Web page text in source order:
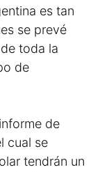
es tan
se prevé
toda la
de
de
cual se
tendrán un